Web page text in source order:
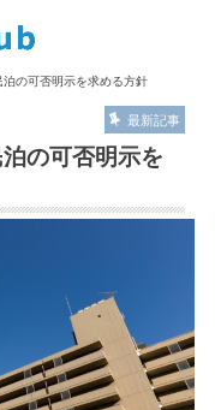
の可否明示を求める方針
最新記事
の可否明示を